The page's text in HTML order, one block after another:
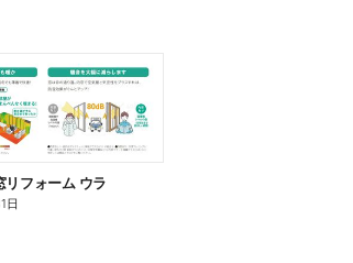
リフォーム ウラ
日